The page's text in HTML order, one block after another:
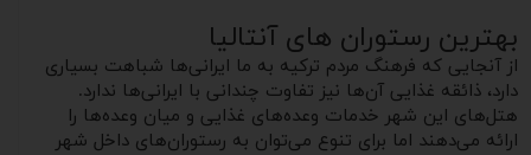
بهترین رستوران های آنتالیا
از آنجایی که فرهنگ مردم ترکیه به ما ایرانی‌ها شباهت بسیاری
دارد، ذائقه غذایی آن‌ها نیز تفاوت چندانی با ایرانی‌ها ندارد.
هتل‌های این شهر خدمات وعده‌های غذایی و میان‌ وعده‌ها را
ارائه می‌دهند اما برای تنوع می‌توان به رستوران‌های داخل شهر